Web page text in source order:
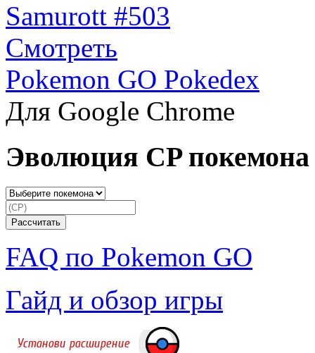
Samurott #503
Смотреть
Pokemon GO Pokedex
Для Google Chrome
Эволюция CP покемона
FAQ по Pokemon GO
Гайд и обзор игры